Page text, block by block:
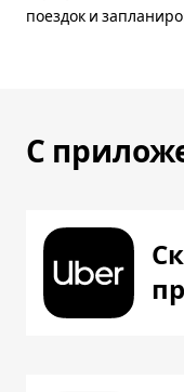
поездок и
С